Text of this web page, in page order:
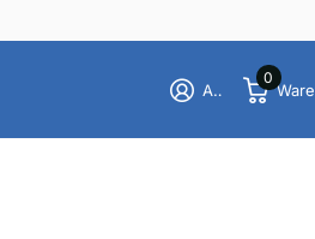
Anmelden
0